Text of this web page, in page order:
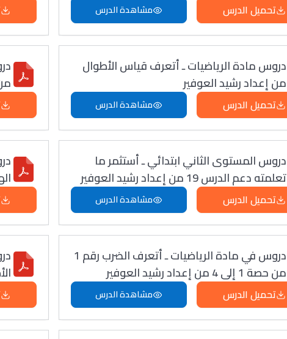
تحميل الدرس مشاهدة الدرس
دروس مادة الرياضيات ـ أتعرف قياس الأطوال
من إعداد رشيد العوفير
تحميل الدرس مشاهدة الدرس
دروس المستوى الثاني ابتدائي ـ أستثمر ما
تعلمته دعم الدرس 19 من إعداد رشيد العوفير
تحميل الدرس مشاهدة الدرس
دروس في مادة الرياضيات ـ أتعرف الضرب رقم 1
من حصة 1 إلى 4 من إعداد رشيد العوفير
تحميل الدرس مشاهدة الدرس